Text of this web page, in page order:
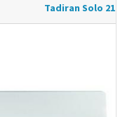
Tadiran Solo 21